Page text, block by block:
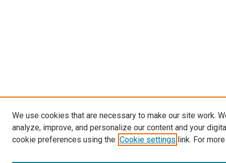
We use cookies that are necessary to make our site work.
analyze, improve, and personalize our content and your
cookie preferences using the Cookie settings link. For